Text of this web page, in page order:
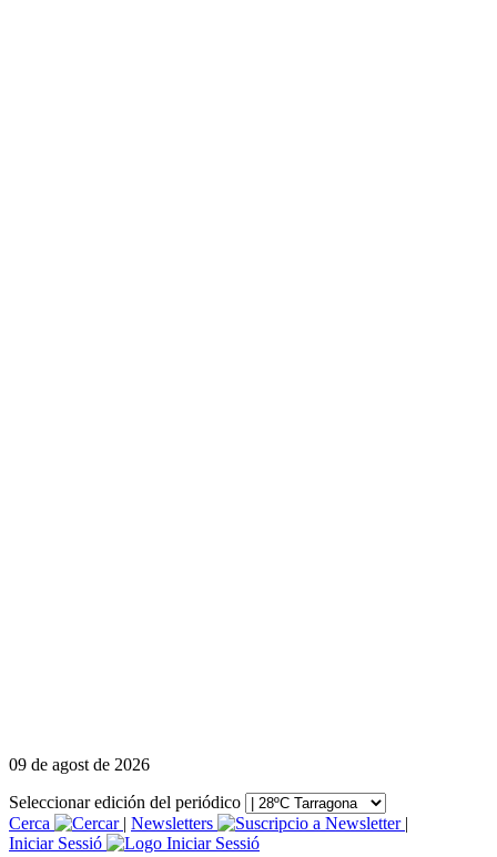
09 de agost de 2026
Seleccionar edición del periódico
Cerca
| Newsletters
|
Iniciar Sessió